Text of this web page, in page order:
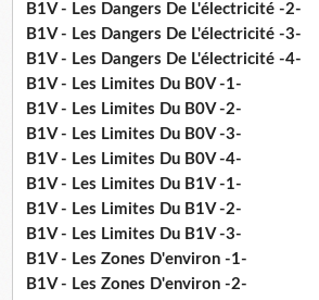
B1V - Les Dangers De L'électricité -2-
B1V - Les Dangers De L'électricité -3-
B1V - Les Dangers De L'électricité -4-
B1V - Les Limites Du B0V -1-
B1V - Les Limites Du B0V -2-
B1V - Les Limites Du B0V -3-
B1V - Les Limites Du B0V -4-
B1V - Les Limites Du B1V -1-
B1V - Les Limites Du B1V -2-
B1V - Les Limites Du B1V -3-
B1V - Les Zones D'environ -1-
B1V - Les Zones D'environ -2-